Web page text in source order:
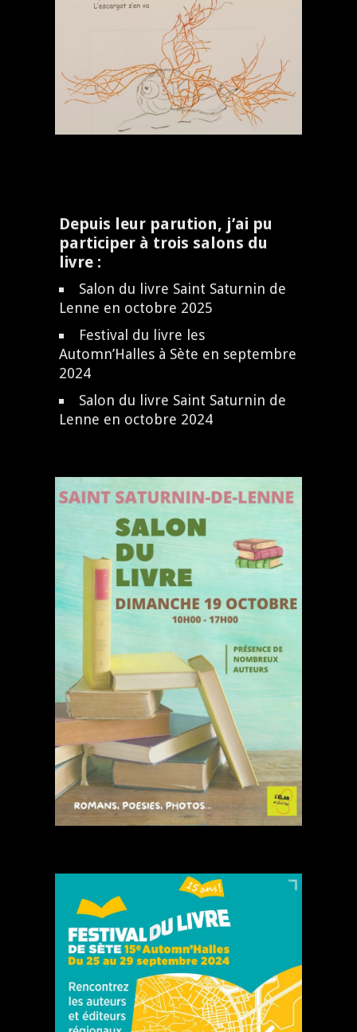
Depuis leur parution, j’ai pu
participer à trois salons du
livre :
Salon du livre Saint Saturnin de
Lenne en octobre 2025
Festival du livre les
Automn’Halles à Sète en septembre
2024
Salon du livre Saint Saturnin de
Lenne en octobre 2024